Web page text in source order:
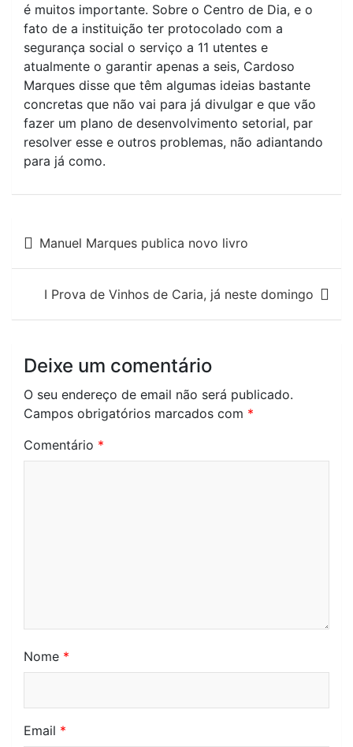
é muitos importante. Sobre o Centro de Dia, e o
fato de a instituição ter protocolado com a
segurança social o serviço a 11 utentes e
atualmente o garantir apenas a seis, Cardoso
Marques disse que têm algumas ideias bastante
concretas que não vai para já divulgar e que vão
fazer um plano de desenvolvimento setorial, par
resolver esse e outros problemas, não adiantando
para já como.
Navegação
de
artigos
Manuel Marques publica novo livro
I Prova de Vinhos de Caria, já neste domingo
Deixe um comentário
O seu endereço de email não será publicado.
Campos obrigatórios marcados com *
Comentário *
Nome *
Email *